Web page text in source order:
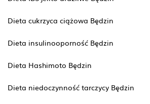
Dieta cukrzyca ciążowa Będzin
Dieta insulinooporność Będzin
Dieta Hashimoto Będzin
Dieta niedoczynność tarczycy Będzin